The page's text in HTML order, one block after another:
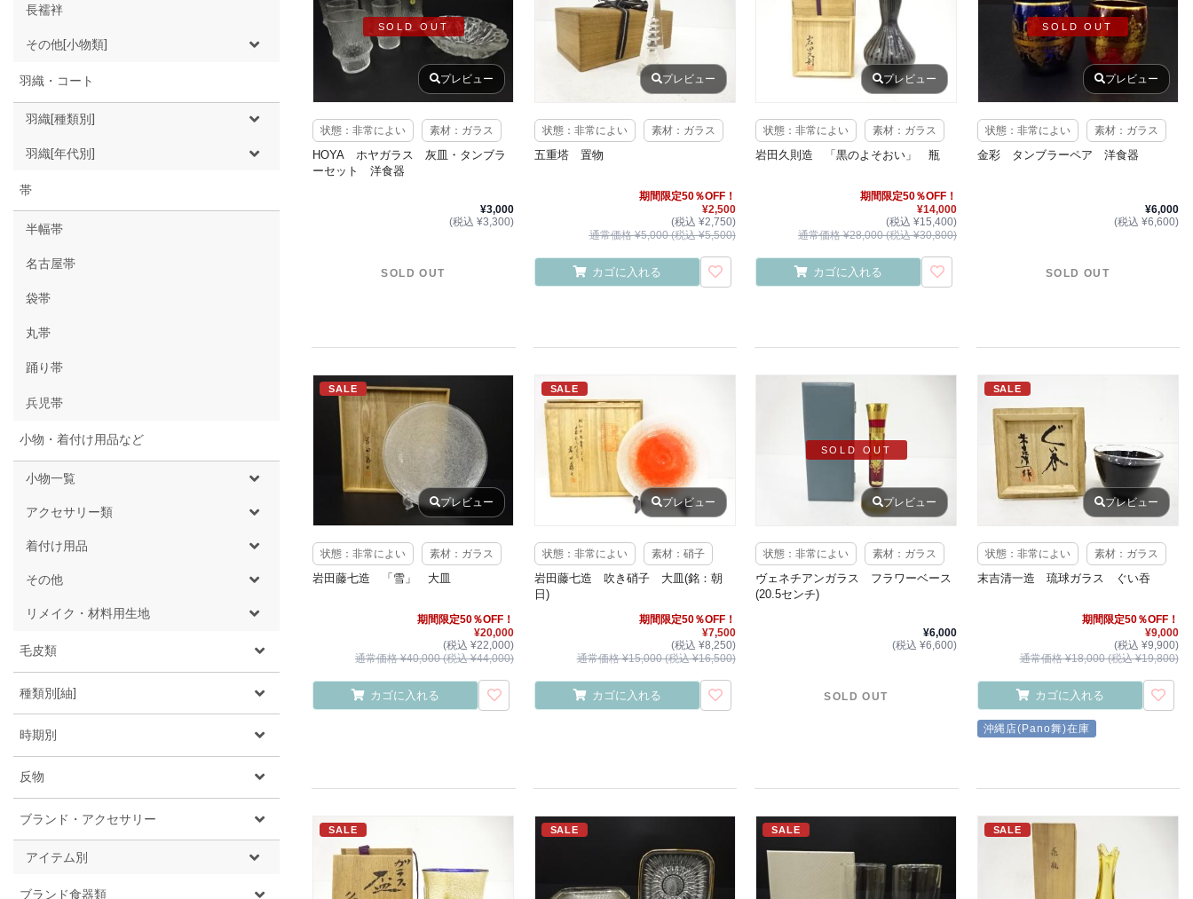
長襦袢
その他[小物類]
羽織・コート
羽織[種類別]
羽織[年代別]
帯
半幅帯
名古屋帯
袋帯
丸帯
踊り帯
兵児帯
小物・着付け用品など
小物一覧
アクセサリー類
着付け用品
その他
リメイク・材料用生地
毛皮類
種類別[紬]
時期別
反物
ブランド・アクセサリー
アイテム別
ブランド食器類
SOLD OUT
プレビュー
状態：非常によい 素材：ガラス
HOYA ホヤガラス 灰皿・タンブラ
ーセット 洋食器
¥3,000
(税込 ¥3,300)
SOLD OUT
プレビュー
状態：非常によい 素材：ガラス
五重塔 置物
期間限定50％OFF！
¥2,500
(税込 ¥2,750)
通常価格 ¥5,000 (税込 ¥5,500)
カゴに入れる
プレビュー
状態：非常によい 素材：ガラス
岩田久則造 「黒のよそおい」 瓶
期間限定50％OFF！
¥14,000
(税込 ¥15,400)
通常価格 ¥28,000 (税込 ¥30,800)
カゴに入れる
SOLD OUT
プレビュー
状態：非常によい 素材：ガラス
金彩 タンブラーペア 洋食器
¥6,000
(税込 ¥6,600)
SOLD OUT
SALE
プレビュー
状態：非常によい 素材：ガラス
岩田藤七造 「雪」 大皿
期間限定50％OFF！
¥20,000
(税込 ¥22,000)
通常価格 ¥40,000 (税込 ¥44,000)
カゴに入れる
SALE
プレビュー
状態：非常によい 素材：硝子
岩田藤七造 吹き硝子 大皿(銘：朝
日)
期間限定50％OFF！
¥7,500
(税込 ¥8,250)
通常価格 ¥15,000 (税込 ¥16,500)
カゴに入れる
SOLD OUT
プレビュー
状態：非常によい 素材：ガラス
ヴェネチアンガラス フラワーベース
(20.5センチ)
¥6,000
(税込 ¥6,600)
SOLD OUT
SALE
プレビュー
状態：非常によい 素材：ガラス
末吉清一造 琉球ガラス ぐい吞
期間限定50％OFF！
¥9,000
(税込 ¥9,900)
通常価格 ¥18,000 (税込 ¥19,800)
カゴに入れる
沖縄店(Pano舞)在庫
SALE SALE SALE SALE